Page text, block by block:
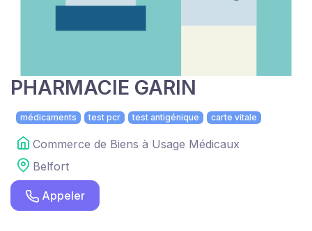
PHARMACIE GARIN
médicaments test pcr test antigénique carte vitale
Commerce de Biens à Usage Médicaux
Belfort
Appeler